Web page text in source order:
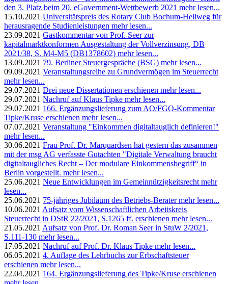
den 3. Platz beim 20. eGovernment-Wettbewerb 2021 mehr lesen...
15.10.2021 Universitätspreis des Rotary Club Bochum-Hellweg für
herausragende Studienleistungen mehr lesen...
23.09.2021 Gastkommentar von Prof. Seer zur
kapitalmarktkonformen Ausgestaltung der Vollverzinsung, DB
2021/38, S. M4-M5 (DB1378602) mehr lesen...
13.09.2021 79. Berliner Steuergespräche (BSG) mehr lesen...
09.09.2021 Veranstaltungsreihe zu Grundvermögen im Steuerrecht
mehr lesen...
29.07.2021 Drei neue Dissertationen erschienen mehr lesen...
29.07.2021 Nachruf auf Klaus Tipke mehr lesen...
29.07.2021 166. Ergänzungslieferung zum AO/FGO-Kommentar
Tipke/Kruse erschienen mehr lesen...
07.07.2021 Veranstaltung "Einkommen digitaltauglich definieren!"
mehr lesen...
30.06.2021 Frau Prof. Dr. Marquardsen hat gestern das zusammen
mit der msg AG verfasste Gutachten "Digitale Verwaltung braucht
digitaltaugliches Recht – Der modulare Einkommensbegriff“ in
Berlin vorgestellt. mehr lesen...
25.06.2021 Neue Entwicklungen im Gemeinnützigkeitsrecht mehr
lesen...
25.06.2021 75-jähriges Jubiläum des Betriebs-Berater mehr lesen...
10.06.2021 Aufsatz vom Wissenschaftlichen Arbeitskreis
Steuerrecht in DStR 22/2021, S.1265 ff. erschienen mehr lesen...
21.05.2021 Aufsatz von Prof. Dr. Roman Seer in StuW 2/2021,
S.111-130 mehr lesen...
17.05.2021 Nachruf auf Prof. Dr. Klaus Tipke mehr lesen...
06.05.2021 4. Auflage des Lehrbuchs zur Erbschaftsteuer
erschienen mehr lesen...
22.04.2021 164. Ergänzungslieferung des Tipke/Kruse erschienen